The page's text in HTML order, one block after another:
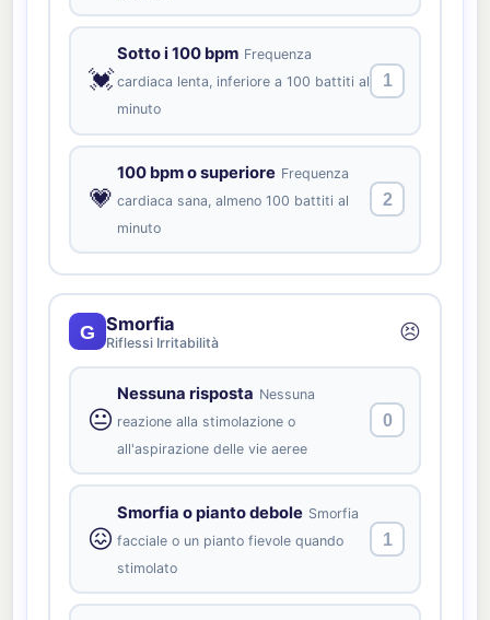
💓
Sotto i 100 bpm Frequenza
cardiaca lenta, inferiore a 100 battiti al
minuto
1
💗
100 bpm o superiore Frequenza
cardiaca sana, almeno 100 battiti al
minuto
2
G Smorfia
Riflessi Irritabilità 😣
😐
Nessuna risposta Nessuna
reazione alla stimolazione o
all'aspirazione delle vie aeree
0
😖
Smorfia o pianto debole Smorfia
facciale o un pianto fievole quando
stimolato
1